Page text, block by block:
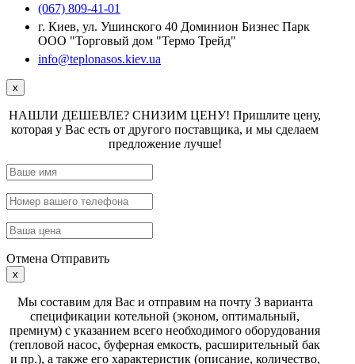
(067) 809-41-01
г. Киев, ул. Ушинского 40 Доминион Бизнес Парк
ООО "Торговый дом "Термо Трейд"
info@teplonasos.kiev.ua
x
НАШЛИ ДЕШЕВЛЕ? СНИЗИМ ЦЕНУ! Пришлите цену,
которая у Вас есть от другого поставщика, и мы сделаем
предложение лучше!
Отмена Отправить
x
Мы составим для Вас и отправим на почту 3 варианта
спецификации котельной (эконом, оптимальный,
премиум) с указанием всего необходимого оборудования
(тепловой насос, буферная емкость, расширительный бак
и пр.), а также его характеристик (описание, количество,